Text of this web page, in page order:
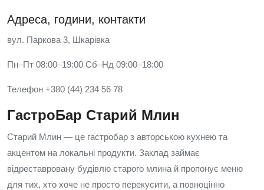
Адреса, години, контакти
вул. Паркова 3, Шкарівка
Пн–Пт 08:00–19:00 Сб–Нд 09:00–18:00
Телефон +380 (44) 234 56 78
ГастроБар Старий Млин
Старий Млин — це гастробар з авторською кухнею та
акцентом на локальні продукти. Заклад займає
відреставровану будівлю старого млина й пропонує меню
для тих, хто хоче не просто перекусити, а повноцінно